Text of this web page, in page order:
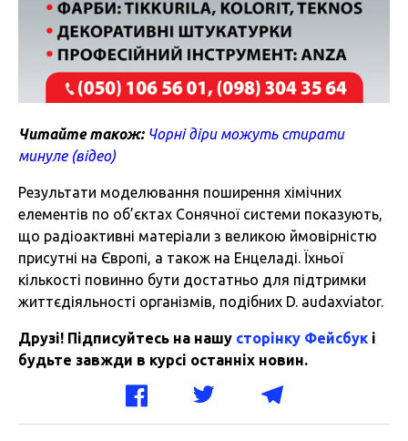
Читайте також: Чорні діри можуть стирати
минуле (відео)
Результати моделювання поширення хімічних
елементів по об’єктах Сонячної системи показують,
що радіоактивні матеріали з великою ймовірністю
присутні на Європі, а також на Енцеладі. Їхньої
кількості повинно бути достатньо для підтримки
життєдіяльності організмів, подібних D. audaxviator.
Друзі! Підписуйтесь на нашу сторінку Фейсбук і
будьте завжди в курсі останніх новин.